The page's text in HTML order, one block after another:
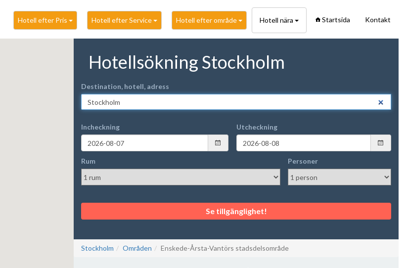
Hotell efter Pris Hotell efter Service Hotell efter område Hotell nära Startsida Kontakt
Hotellsökning Stockholm
Destination, hotell, adress
Incheckning Utcheckning
Rum Personer
Se tillgänglighet!
Stockholm Områden Enskede-Årsta-Vantörs stadsdelsområde